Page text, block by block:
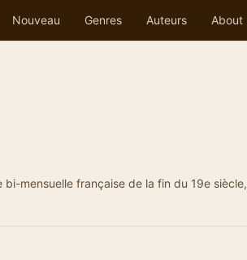
Nouveau Genres Auteurs About
mensuelle française de la fin du 19e siècle,